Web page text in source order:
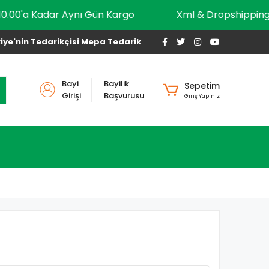
10.00'a Kadar Aynı Gün Kargo Xml &
Tedarikçisi Mepa Tedarik
Bayi
Girişi
Bayilik
Başvurusu
Sepetim
Giriş Yapınız